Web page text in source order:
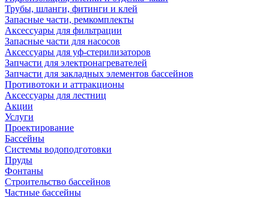
Трубы, шланги, фитинги и клей
Запасные части, ремкомплекты
Аксессуары для фильтрации
Запасные части для насосов
Аксессуары для уф-стерилизаторов
Запчасти для электронагревателей
Запчасти для закладных элементов бассейнов
Противотоки и аттракционы
Аксессуары для лестниц
Акции
Услуги
Проектирование
Бассейны
Системы водоподготовки
Пруды
Фонтаны
Строительство бассейнов
Частные бассейны